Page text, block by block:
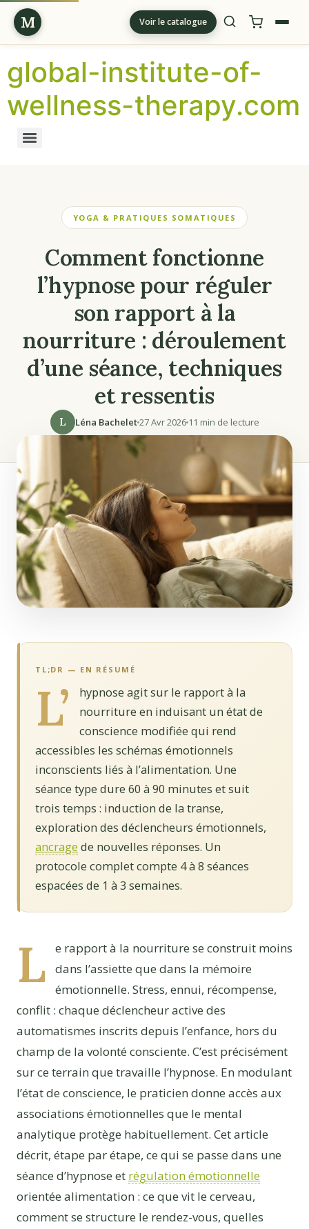
M Voir le catalogue
global-institute-of-
wellness-therapy.com
YOGA & PRATIQUES SOMATIQUES
Comment fonctionne
l’hypnose pour réguler
son rapport à la
nourriture : déroulement
d’une séance, techniques
et ressentis
L Léna Bachelet27 Avr 202611 min de lecture
TL;DR — EN RÉSUMÉ
L’
hypnose agit sur le rapport à la
nourriture en induisant un état de
conscience modifiée qui rend
accessibles les schémas émotionnels
inconscients liés à l’alimentation. Une
séance type dure 60 à 90 minutes et suit
trois temps : induction de la transe,
exploration des déclencheurs émotionnels,
ancrage de nouvelles réponses. Un
protocole complet compte 4 à 8 séances
espacées de 1 à 3 semaines.
L
e rapport à la nourriture se construit moins
dans l’assiette que dans la mémoire
émotionnelle. Stress, ennui, récompense,
conflit : chaque déclencheur active des
automatismes inscrits depuis l’enfance, hors du
champ de la volonté consciente. C’est précisément
sur ce terrain que travaille l’hypnose. En modulant
l’état de conscience, le praticien donne accès aux
associations émotionnelles que le mental
analytique protège habituellement. Cet article
décrit, étape par étape, ce qui se passe dans une
séance d’hypnose et régulation émotionnelle
orientée alimentation : ce que vit le cerveau,
comment se structure le rendez-vous, quelles